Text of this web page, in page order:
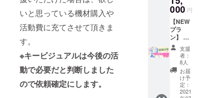
いと思っている機材購入や
活動費に充てさせて頂きま
す。
※キービジュアルは今後の活
動で必要だと判断しました
ので依頼確定にします。
様一覧
動画で
のお名
前お読
み上げ
新3Dモ
デルで
のお名
前呼び
お礼
ムー
ビー ※
000 円
【NEW
プラ
ン】 プ
チマグ
フレー
ム ポス
カ1枚オ
リジナ
ル曲
ver（郵
支援
者：
8人
お届
け予
定：
2021